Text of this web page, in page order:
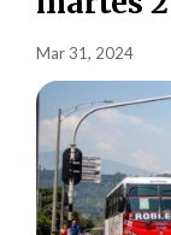
Mar 31, 2024